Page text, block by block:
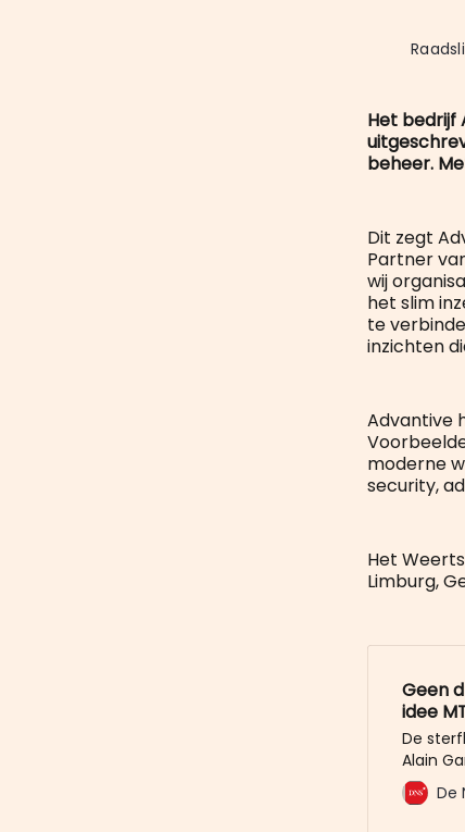
Het bedrijf
beheer.
Dit zegt
Partner
wij
het slim
te
inzichten
Advantive
moderne
security,
Het
Limburg,
Geen
idee
De
Alain
enkele
formeel
De